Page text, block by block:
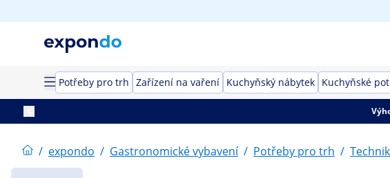
Potřeby pro trh Zařízení na vaření Kuchyňský nábytek Kuchyňské
/ expondo / Gastronomické vybavení / Potřeby pro trh /